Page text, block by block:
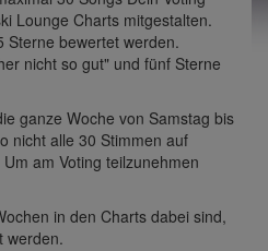
Lounge Charts mitgestalten.
Sterne bewertet werden.
nicht so gut" und fünf Sterne
ganze Woche von Samstag bis
nicht alle 30 Stimmen auf
am Voting teilzunehmen
in den Charts dabei sind,
werden.